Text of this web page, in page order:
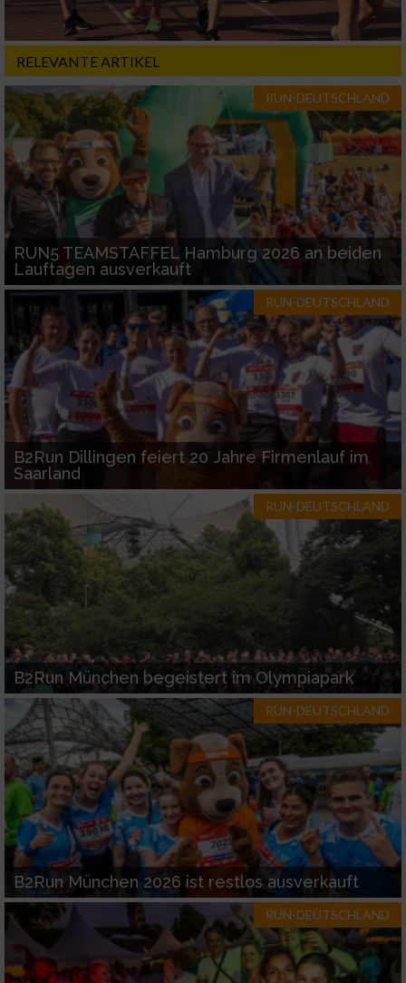
RELEVANTE ARTIKEL
RUN-DEUTSCHLAND
RUN5 TEAMSTAFFEL Hamburg 2026 an beiden
Lauftagen ausverkauft
RUN-DEUTSCHLAND
B2Run Dillingen feiert 20 Jahre Firmenlauf im
Saarland
RUN-DEUTSCHLAND
B2Run München begeistert im Olympiapark
RUN-DEUTSCHLAND
B2Run München 2026 ist restlos ausverkauft
RUN-DEUTSCHLAND
Notwendig
Performance
Funktional
Werbung